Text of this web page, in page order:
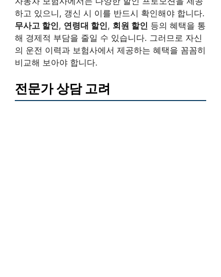
하고 있으니, 갱신 시 이를 반드시 확인해야 합니다.
무사고 할인, 연령대 할인, 회원 할인 등의 혜택을 통
해 경제적 부담을 줄일 수 있습니다. 그러므로 자신
의 운전 이력과 보험사에서 제공하는 혜택을 꼼꼼히
비교해 보아야 합니다.
전문가 상담 고려